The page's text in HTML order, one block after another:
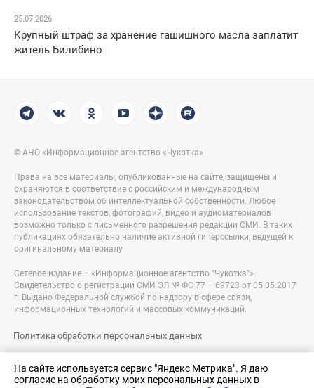
На сайте используется сервис "Яндекс Метрика". Я даю
согласие на обработку моих персональных данных в
25.07.2026
Крупный штраф за хранение гашишного масла заплатит
житель Билибино
© АНО «Информационное агентство «Чукотка»
Права на все материалы, опубликованные на сайте, защищены и
охраняются в соответствие с российским и международным
законодательством об интеллектуальной собственности. Любое
использование текстов, фотографий, видео и аудиоматериалов
возможно только с письменного разрешения редакции СМИ. В таких
публикациях обязательно наличие активной гиперссылки, ведущей к
оригинальному материалу.
Сетевое издание – «Информационное агентство "Чукотка"».
Свидетельство о регистрации СМИ ЭЛ № ФС 77 – 69723 от 05.05.2017
г. Выдано Федеральной службой по надзору в сфере связи,
информационных технологий и массовых коммуникаций.
Политика обработки персональных данных